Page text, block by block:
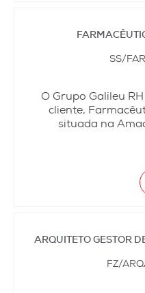
SS/
O Grupo Galileu
cliente,
situada na
ARQUITETO GESTOR
FZ/